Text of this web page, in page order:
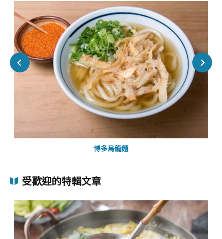
博多烏龍麵
受歡迎的特輯文章